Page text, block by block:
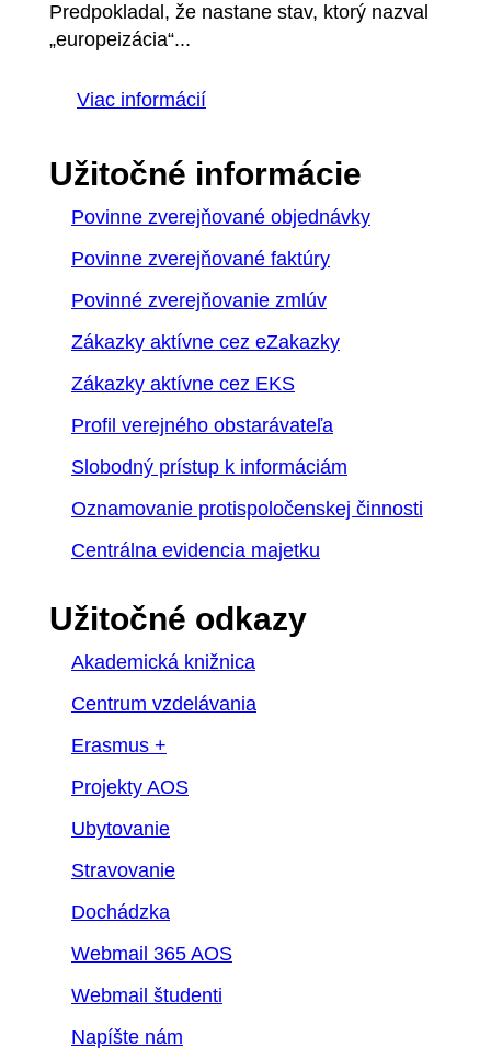
Predpokladal, že nastane stav, ktorý nazval
„europeizácia“...
Viac informácií
Užitočné informácie
Povinne zverejňované objednávky
Povinne zverejňované faktúry
Povinné zverejňovanie zmlúv
Zákazky aktívne cez eZakazky
Zákazky aktívne cez EKS
Profil verejného obstarávateľa
Slobodný prístup k informáciám
Oznamovanie protispoločenskej činnosti
Centrálna evidencia majetku
Užitočné odkazy
Akademická knižnica
Centrum vzdelávania
Erasmus +
Projekty AOS
Ubytovanie
Stravovanie
Dochádzka
Webmail 365 AOS
Webmail študenti
Napíšte nám